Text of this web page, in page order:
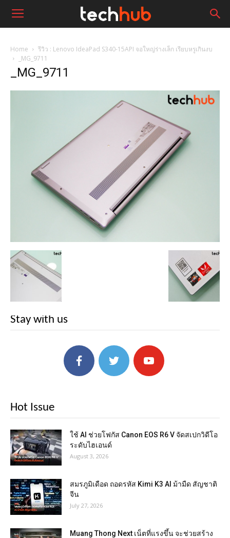
Home
รีวิว : Lenovo IdeaPad S340-15API จอใหญ่ร่างเล็ก เรียบหรูเกินงบ
_MG_9711
_MG_9711
Stay with us
Hot Issue
ใช้ AI ช่วยโฟกัส Canon EOS R6 V จัดสเปกวิดีโอ
ระดับไฮเอนด์
August 3, 2026
สมรภูมิเดือด ถอดรหัส Kimi K3 AI ม้ามืด สัญชาติ
จีน
July 27, 2026
Muang Thong Next เน็ตที่แรงขึ้น จะช่วยสร้าง